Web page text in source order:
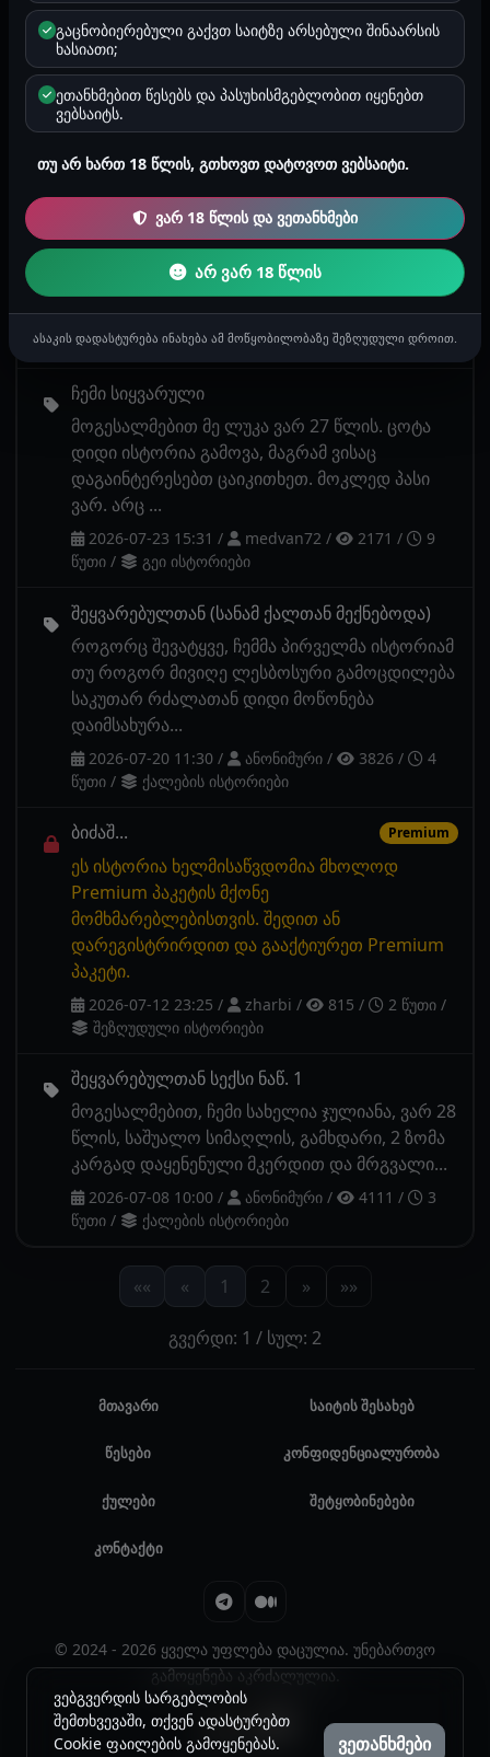
სახეზე, და დაბერილ ჭუჭუ-ფუჩუებზე, გატყობთ
კმააყოფილებას, შესაბამისად, ვაგრძელებ
ისტორიების თხრობას))) ის საღამო ჩვენი...
2026-07-25 23:40/ ანონიმური/ 2903/
წუთი/
ლოვეს ნათესავი
ჰაი, მოკლედ ეს ამბავი რამოდენიმე ხნის წინ
გადამხდა თავს და მინდა რომ ცოტა
შეცვლილი სახით მოგიყვეთ. მოკლედ ერთ
გოგოს ვხვდ...
2026-07-25 22:54/ ანონიმური/ 2888/
2
წუთი/ მამაკაცების ისტორიები
ჩემი სიყვარული
მოგესალმებით მე ლუკა ვარ 27 წლის. ცოტა
დიდი ისტორია გამოვა, მაგრამ ვისაც
დაგაინტერესებთ ცაიკითხეთ. მოკლედ პასი
ვარ. არც ...
2026-07-23 15:31 / medvan72 / 2171 /
9
წუთი / გეი ისტორიები
შეყვარებულთან (სანამ ქალთან მექნებოდა)
როგორც შევატყვე, ჩემმა პირველმა ისტორიამ
თუ როგორ მივიღე ლესბოსური გამოცდილება
საკუთარ რძალათან დიდი მოწონება
დაიმსახურა...
2026-07-20 11:30 / ანონიმური / 3826 /
4
წუთი / ქალების ისტორიები
ბიძაშ... Premium
ეს ისტორია ხელმისაწვდომია მხოლოდ
Premium პაკეტის მქონე
მომხმარებლებისთვის. შედით ან
დარეგისტრირდით და გააქტიურეთ Premium
პაკეტი.
2026-07-12 23:25 / zharbi / 815 / 2 წუთი /
შეზღუდული ისტორიები
შეყვარებულთან სექსი ნაწ. 1
მოგესალმებით, ჩემი სახელია ჯულიანა, ვარ 28
წლის, საშუალო სიმაღლის, გამხდარი, 2 ზომა
კარგად დაყენენული მკერდით და მრგვალი...
2026-07-08 10:00 / ანონიმური / 4111 /
3
წუთი / ქალების ისტორიები
«« « 1 2 » »»
გვერდი: 1 / სულ: 2
მთავარი საიტის შესახებ
წესები კონფიდენციალურობა
ქულები შეტყობინებები
კონტაქტი
© 2024 - 2026 ყველა უფლება დაცულია. უნებართვო
გამოყენება აკრძალულია.
გაცნობიერებული გაქვთ საიტზე არსებული შინაარსის
ხასიათი;
ეთანხმებით წესებს და პასუხისმგებლობით იყენებთ
ვებსაიტს.
თუ არ ხართ 18 წლის, გთხოვთ დატოვოთ ვებსაიტი.
ვარ 18 წლის და ვეთანხმები
არ ვარ 18 წლის
ასაკის დადასტურება ინახება ამ მოწყობილობაზე შეზღუდული დროით.
ვებგვერდის სარგებლობის
შემთხვევაში, თქვენ ადასტურებთ
Cookie ფაილების გამოყენებას.
ვეთანხმები